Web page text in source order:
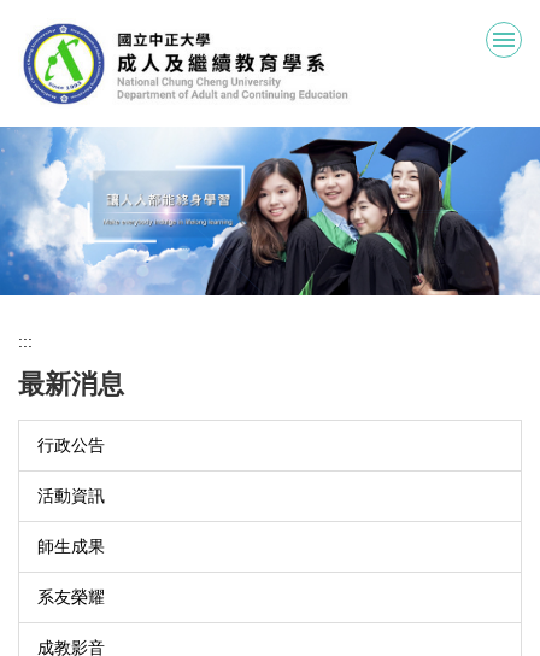
到
主
區
:::
最新消息
行政公告
活動資訊
師生成果
系友榮耀
成教影音